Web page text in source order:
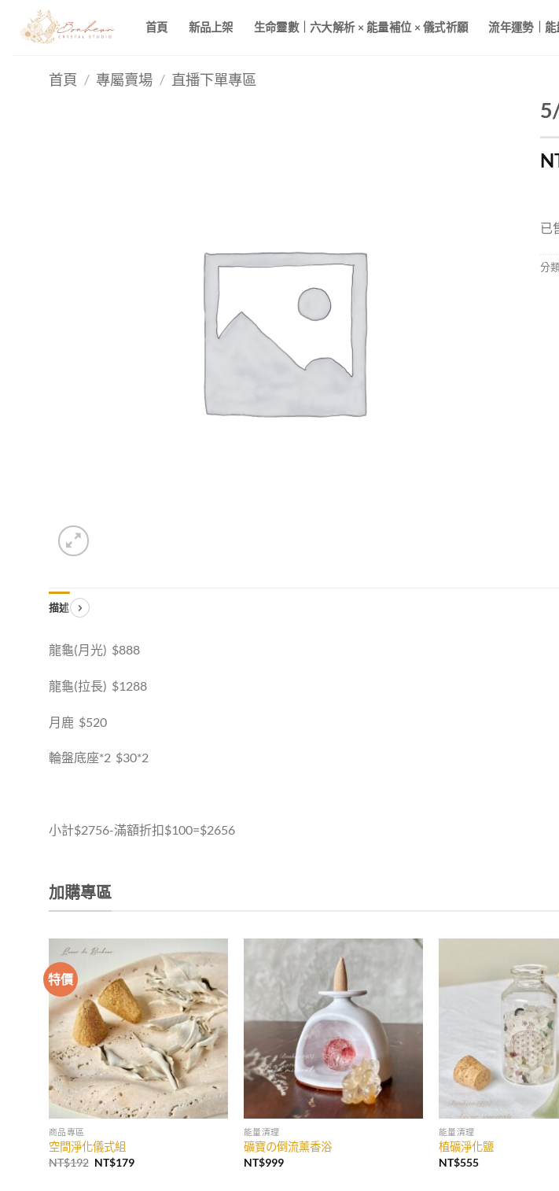
首頁 新品上架 生命靈數｜六大解析 × 能量補位 × 儀式祈願 流年運勢｜能
首頁 / 專屬賣場 / 直播下單專區
已
分
描述
龍龜(月光) $888
龍龜(拉長) $1288
月鹿 $520
輪盤底座*2 $30*2
小計$2756-滿額折扣$100=$2656
加購專區
特價
商品專區
空間淨化儀式組
NT$192 原
NT$179目
能量清理
礦寶の倒流薰香浴
NT$999
能量清理
植礦淨化鹽
NT$555